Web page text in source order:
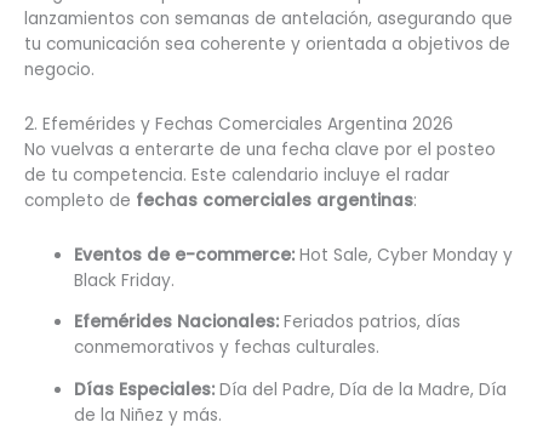
lanzamientos con semanas de antelación, asegurando que
tu comunicación sea coherente y orientada a objetivos de
negocio.
2. Efemérides y Fechas Comerciales Argentina 2026
No vuelvas a enterarte de una fecha clave por el posteo
de tu competencia. Este calendario incluye el radar
completo de fechas comerciales argentinas:
Eventos de e-commerce: Hot Sale, Cyber Monday y
Black Friday.
Efemérides Nacionales: Feriados patrios, días
conmemorativos y fechas culturales.
Días Especiales: Día del Padre, Día de la Madre, Día
de la Niñez y más.